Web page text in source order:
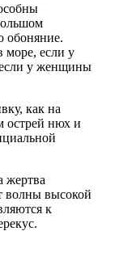
обоняние.
море, если у
если у женщины
как на
острей нюх и
жертва
волны высокой
к